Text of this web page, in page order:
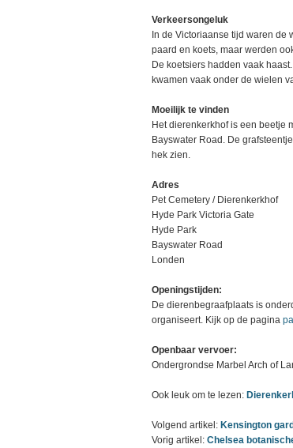
Verkeersongeluk
In de Victoriaanse tijd waren de
paard en koets, maar werden
De koetsiers hadden vaak
kwamen vaak onder de wielen
Moeilijk te vinden
Het dierenkerkhof is een beetje
Bayswater Road. De
hek zien.
Adres
Pet Cemetery / Dierenkerkhof
Hyde Park Victoria Gate
Hyde Park
Bayswater Road
Londen
Openingstijden:
De dierenbegraafplaats is
organiseert. Kijk op de pagina
Openbaar vervoer:
Ondergrondse Marbel Arch of
Ook leuk om te lezen:
Volgend artikel: Kensington
Vorig artikel: Chelsea